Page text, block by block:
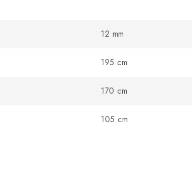
12 mm
195 cm
170 cm
105 cm